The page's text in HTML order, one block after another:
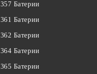
357 Батерии
361 Батерии
362 Батерии
364 Батерии
365 Батерии